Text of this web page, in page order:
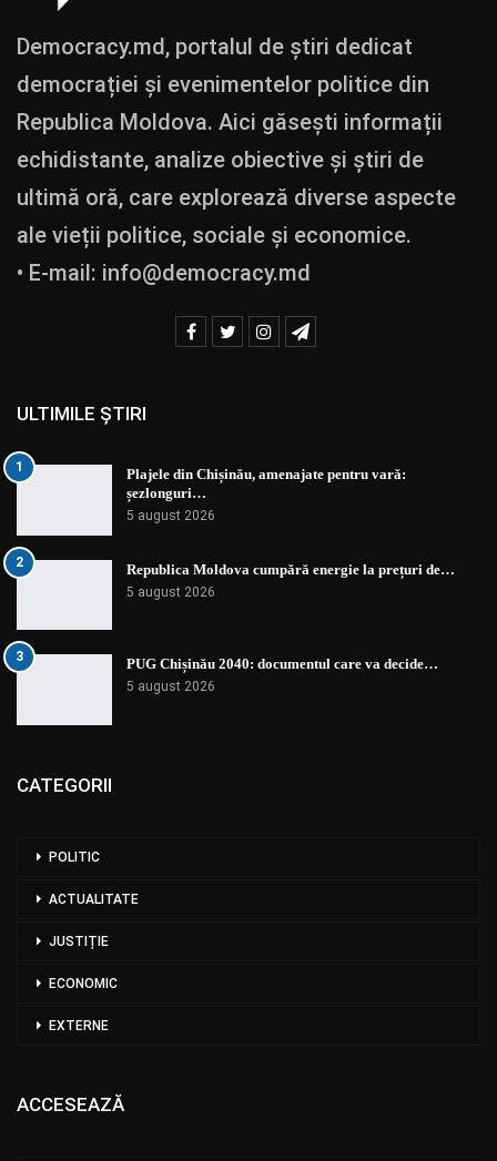
Democracy.md, portalul de știri dedicat
democrației și evenimentelor politice din
Republica Moldova. Aici găsești informații
echidistante, analize obiective și știri de
ultimă oră, care explorează diverse aspecte
ale vieții politice, sociale și economice.
• E-mail: info@democracy.md
ULTIMILE ȘTIRI
1
Plajele din Chișinău, amenajate pentru vară:
șezlonguri…
5 august 2026
2 Republica Moldova cumpără energie la prețuri de…
5 august 2026
3 PUG Chișinău 2040: documentul care va decide…
5 august 2026
CATEGORII
POLITIC
ACTUALITATE
JUSTIȚIE
ECONOMIC
EXTERNE
ACCESEAZĂ